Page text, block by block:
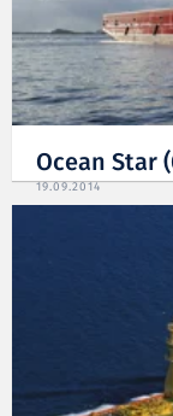
Ocean Star
19.09.2014